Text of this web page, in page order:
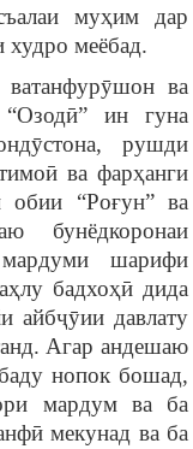
муҳим дар
худро меёбад.
ва
“Озодӣ” ин гуна
рушди
ва фарҳанги
обии “Роғун” ва
бунёдкоронаи
шарифи
бадхоҳӣ дида
айбҷӯии давлату
Агар андешаю
нопок бошад,
мардум ва ба
мекунад ва ба